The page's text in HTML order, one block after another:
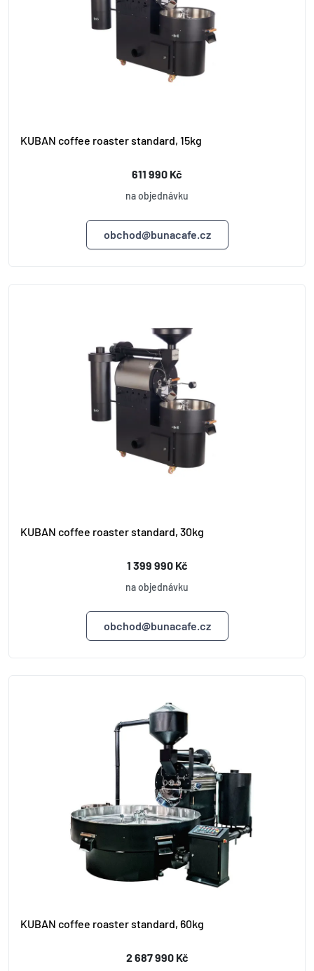
KUBAN coffee roaster standard, 15kg
611 990 Kč
na objednávku
obchod@bunacafe.cz
KUBAN coffee roaster standard, 30kg
1 399 990 Kč
na objednávku
obchod@bunacafe.cz
KUBAN coffee roaster standard, 60kg
2 687 990 Kč